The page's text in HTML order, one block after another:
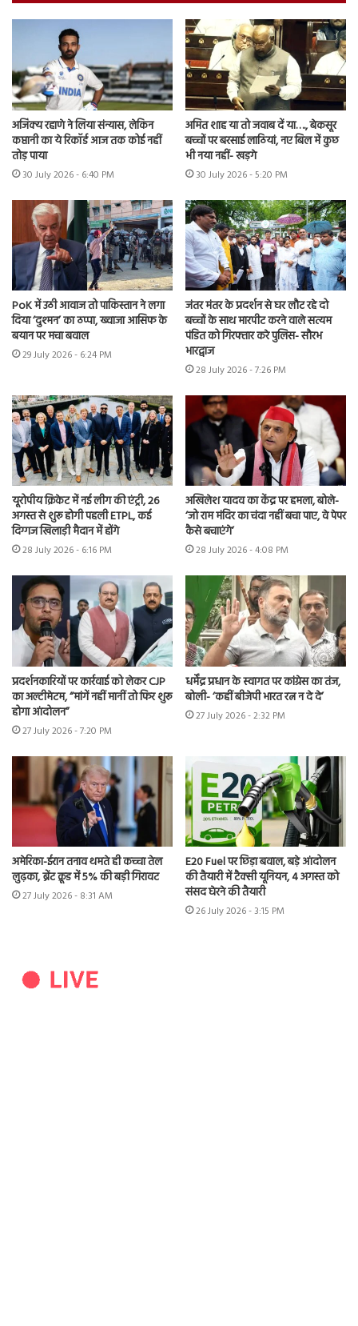
अजिंक्य रहाणे ने लिया संन्यास, लेकिन
कप्तानी का ये रिकॉर्ड आज तक कोई नहीं
तोड़ पाया
30 July 2026 - 6:40 PM
अमित शाह या तो जवाब दें या…., बेकसूर
बच्चों पर बरसाई लाठियां, नए बिल में कुछ
भी नया नहीं- खड़गे
30 July 2026 - 5:20 PM
PoK में उठी आवाज तो पाकिस्तान ने लगा
दिया ‘दुश्मन’ का ठप्पा, ख्वाजा आसिफ के
बयान पर मचा बवाल
29 July 2026 - 6:24 PM
जंतर मंतर के प्रदर्शन से घर लौट रहे दो
बच्चों के साथ मारपीट करने वाले सत्यम
पंडित को गिरफ्तार करे पुलिस- सौरभ
भारद्वाज
28 July 2026 - 7:26 PM
यूरोपीय क्रिकेट में नई लीग की एंट्री, 26
अगस्त से शुरू होगी पहली ETPL, कई
दिग्गज खिलाड़ी मैदान में होंगे
28 July 2026 - 6:16 PM
अखिलेश यादव का केंद्र पर हमला, बोले-
‘जो राम मंदिर का चंदा नहीं बचा पाए, वे पेपर
कैसे बचाएंगे’
28 July 2026 - 4:08 PM
प्रदर्शनकारियों पर कार्रवाई को लेकर CJP
का अल्टीमेटम, “मांगें नहीं मानीं तो फिर शुरू
होगा आंदोलन”
27 July 2026 - 7:20 PM
धर्मेंद्र प्रधान के स्वागत पर कांग्रेस का तंज,
बोली- ‘कहीं बीजेपी भारत रत्न न दे दे’
27 July 2026 - 2:32 PM
अमेरिका-ईरान तनाव थमते ही कच्चा तेल
लुढ़का, ब्रेंट क्रूड में 5% की बड़ी गिरावट
27 July 2026 - 8:31 AM
E20 Fuel पर छिड़ा बवाल, बड़े आंदोलन
की तैयारी में टैक्सी यूनियन, 4 अगस्त को
संसद घेरने की तैयारी
26 July 2026 - 3:15 PM